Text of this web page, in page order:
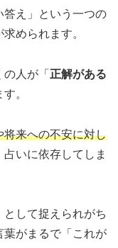
答え」という一つの
められます。
人が「 正解がある
。
将来への不安に対し
いに依存してしま
として捉えられがち
葉がまるで「これが